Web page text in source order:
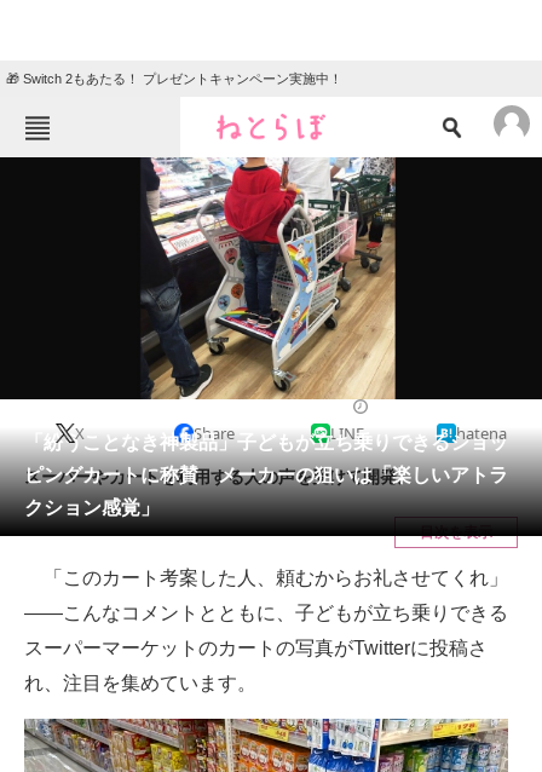
🎁 Switch 2もあたる！ プレゼントキャンペーン実施中！
ねとらぼメニュー
ニュース
クイズ
地域
教育・育児
リサーチ
会員記事
メディア
注目記事を集めた総合ページ
ITの今と未来を見通す
スマホと通信の最新トレンド
進化するPCとデバイスの未来
好きが集まる 比べて選べる
「紛うことなき神製品」子どもが立ち乗りできるショッ
ピングカートに称賛 メーカーの狙いは「楽しいアトラ
クション感覚」
X Share LINE hatena
スーパーやカートを利用する人の声を受けて開発。
目次を表示
「このカート考案した人、頼むからお礼させてくれ」
――こんなコメントとともに、子どもが立ち乗りできる
スーパーマーケットのカートの写真がTwitterに投稿さ
れ、注目を集めています。